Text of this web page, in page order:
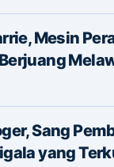
Mesin
Sang
yang